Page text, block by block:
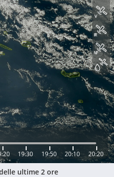
19:30 19:50 20:10 20:20
ultime 2 ore